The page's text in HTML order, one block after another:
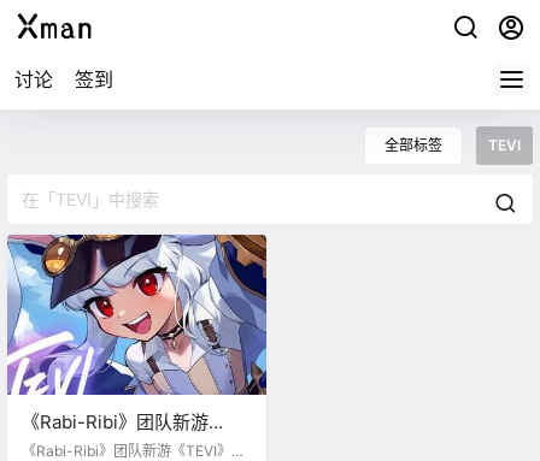
讨论 签到
全部标签 TEVI
《Rabi-Ribi》团队新游
《TEVI》现已登录Steam
《Rabi-Ribi》团队新游《TEVI》现